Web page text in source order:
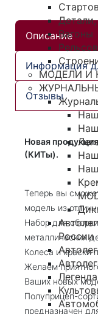
Детали,
Вагоны
МОДЕЛИ И
России
Описание
Информация
Отзывы
Новая
(КИТы).
Теперь вы
модель из
Набор для
металлических
Колеса и краски
Желаем
Ваших новых
Полуприцеп-
предназначен